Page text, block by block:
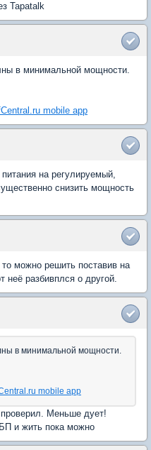
Tapatalk
в минимальной мощности.
mobile app
на регулируемый,
снизить мощность
можно решить поставив на
неё разбивплся о другой.
в минимальной мощности.
mobile app
Меньше дует!
и жить пока можно